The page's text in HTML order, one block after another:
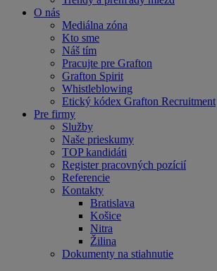
O nás
Mediálna zóna
Kto sme
Náš tím
Pracujte pre Grafton
Grafton Spirit
Whistleblowing
Etický kódex Grafton Recruitment
Pre firmy
Služby
Naše prieskumy
TOP kandidáti
Register pracovných pozícií
Referencie
Kontakty
Bratislava
Košice
Nitra
Žilina
Dokumenty na stiahnutie